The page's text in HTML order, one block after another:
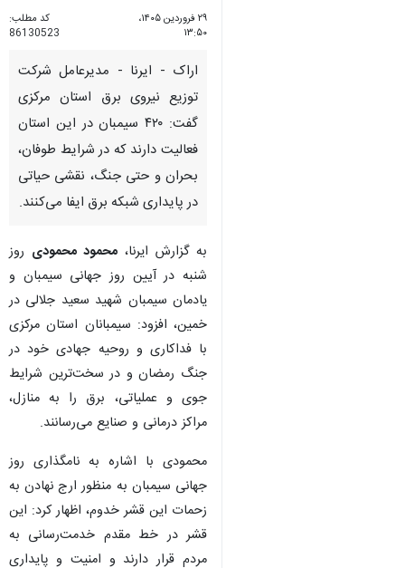
۲۹ فروردین ۱۴۰۵،
۱۳:۵۰
کد مطلب:
86130523
اراک - ایرنا - مدیرعامل شرکت
توزیع نیروی برق استان مرکزی
گفت: ۴۲۰ سیمبان در این استان
فعالیت دارند که در شرایط طوفان،
بحران و حتی جنگ، نقشی حیاتی
در پایداری شبکه برق ایفا می‌کنند.
به گزارش ایرنا، محمود محمودی روز
شنبه در آیین روز جهانی سیمبان و
یادمان سیمبان شهید سعید جلالی در
خمین، افزود: سیمبانان استان مرکزی
با فداکاری و روحیه جهادی خود در
جنگ رمضان و در سخت‌ترین شرایط
جوی و عملیاتی، برق را به منازل،
مراکز درمانی و صنایع می‌رسانند.
محمودی با اشاره به نامگذاری روز
جهانی سیمبان به منظور ارج نهادن به
زحمات این قشر خدوم، اظهار کرد: این
قشر در خط مقدم خدمت‌رسانی به
مردم قرار دارند و امنیت و پایداری